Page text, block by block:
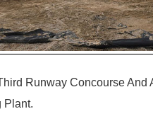
Runway Concourse And
Plant.